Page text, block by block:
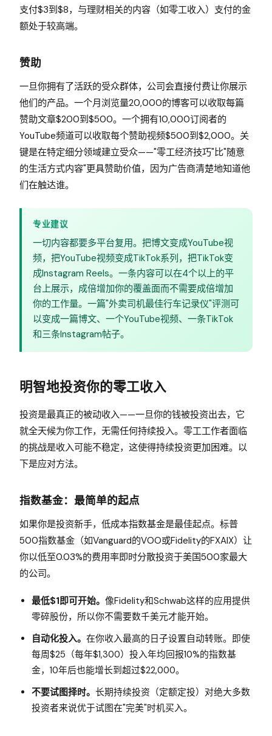
支付$3到$8，与理财相关的内容（如零工收入）支付的金
额处于较高端。
赞助
一旦你拥有了活跃的受众群体，公司会直接付费让你展示
他们的产品。一个月浏览量20,000的博客可以收取每篇
赞助文章$200到$500。一个拥有10,000订阅者的
YouTube频道可以收取每个赞助视频$500到$2,000。关
键是在特定细分领域建立受众——"零工经济技巧"比"随意
的生活方式内容"更具赞助价值，因为广告商清楚地知道他
们在触达谁。
专业建议
一切内容都要多平台复用。把博文变成YouTube视
频，把YouTube视频变成TikTok系列，把TikTok变
成Instagram Reels。一条内容可以在4个以上的平
台上展示，成倍增加你的覆盖面而不需要成倍增加
你的工作量。一篇"外卖司机最佳行车记录仪"评测可
以变成一篇博文、一个YouTube视频、一条TikTok
和三条Instagram帖子。
明智地投资你的零工收入
投资是最真正的被动收入——一旦你的钱被投资出去，它
就全天候为你工作，无需任何持续投入。零工工作者面临
的挑战是收入可能不稳定，这使得持续投资更加困难。以
下是应对方法。
指数基金：最简单的起点
如果你是投资新手，低成本指数基金是最佳起点。标普
500指数基金（如Vanguard的VOO或Fidelity的FXAIX）让
你以低至0.03%的费用率即时分散投资于美国500家最大
的公司。
最低$1即可开始。 像Fidelity和Schwab这样的应用提供
零碎股份，所以你不需要数千美元才能开始。
自动化投入。 在你收入最高的日子设置自动转账。即使
每周$25（每年$1,300）投入年均回报10%的指数基
金，10年后也能增长到超过$22,000。
不要试图择时。 长期持续投资（定额定投）对绝大多数
投资者来说优于试图在"完美"时机买入。